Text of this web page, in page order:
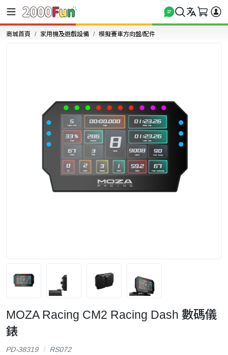
商城首頁 家用機及遊戲設備 模擬賽車方向盤/配件
MOZA Racing CM2 Racing Dash 數碼儀
錶
PD-38319 RS072